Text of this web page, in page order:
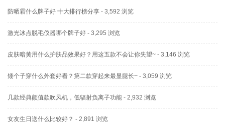
防晒霜什么牌子好 十大排行榜分享 - 3,592 浏览
激光冰点脱毛仪器哪个牌子好 - 3,295 浏览
皮肤暗黄用什么护肤品效果好？用这五款不会让你失望~ - 3,146 浏览
矮个子穿什么外套好看？第二款穿起来最显腿长~ - 3,059 浏览
几款经典颜值款吹风机，低辐射负离子功能 - 2,932 浏览
女友生日送什么比较好？ - 2,891 浏览